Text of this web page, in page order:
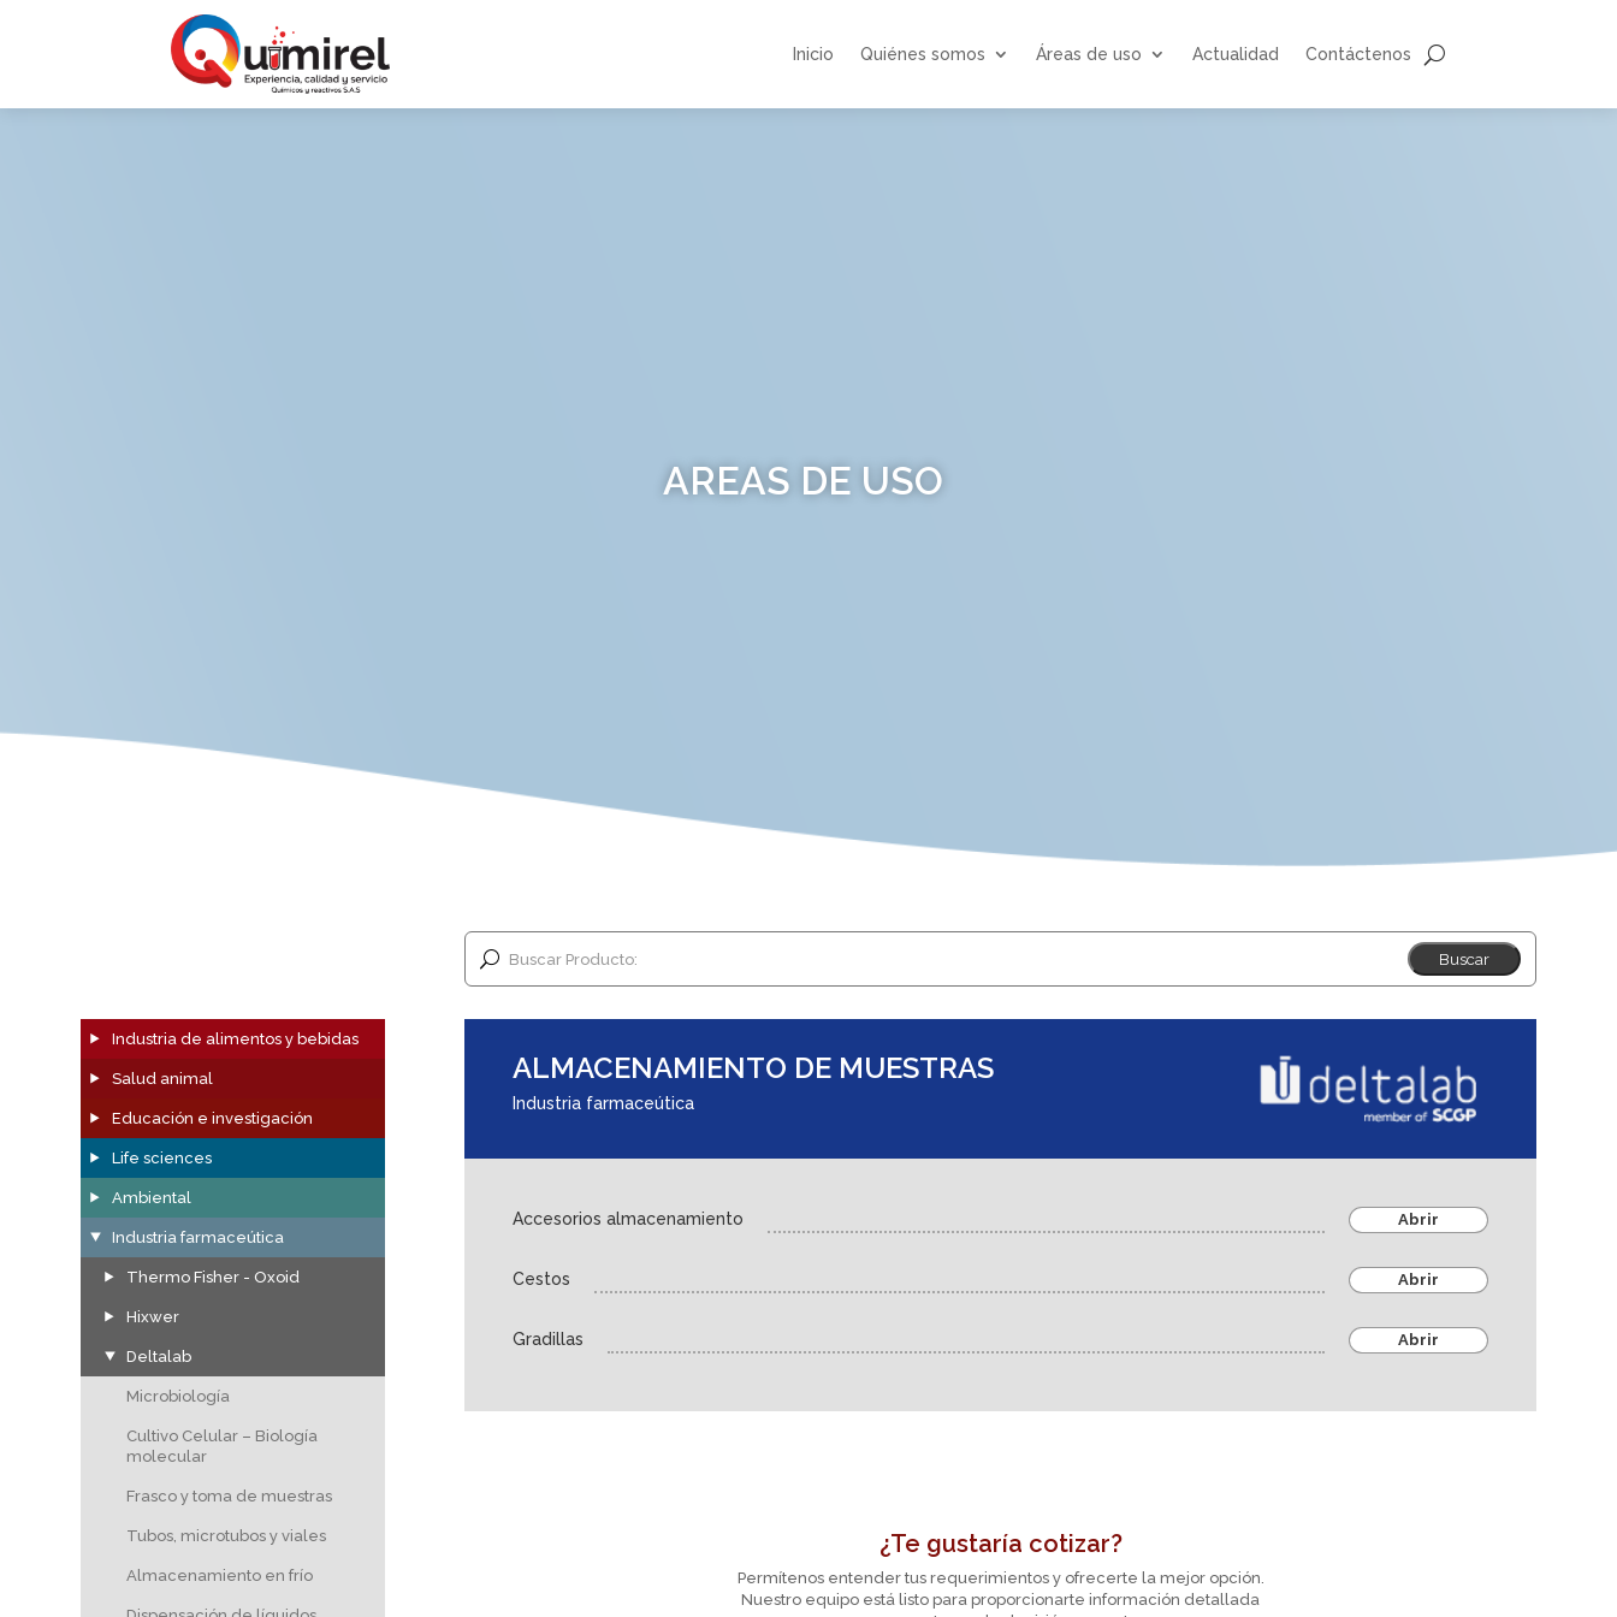
Inicio Quiénes somos Áreas de uso Actualidad Contáctenos
AREAS DE USO
Buscar Producto:
Industria de alimentos y bebidas
Salud animal
Educación e investigación
Life sciences
Ambiental
Industria farmaceútica
Thermo Fisher - Oxoid
Hixwer
Deltalab
Microbiología
Cultivo Celular – Biología
molecular
Frasco y toma de muestras
Tubos, microtubos y viales
Almacenamiento en frío
ALMACENAMIENTO DE MUESTRAS
Industria farmaceútica
Accesorios almacenamiento Abrir
Cestos Abrir
Gradillas Abrir
¿Te gustaría cotizar?
Permítenos entender tus requerimientos y ofrecerte la mejor opción.
Nuestro equipo está listo para proporcionarte información detallada